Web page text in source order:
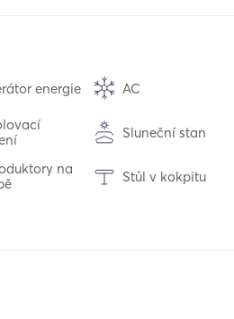
energie AC
Sluneční stan
na
Stůl v kokpitu